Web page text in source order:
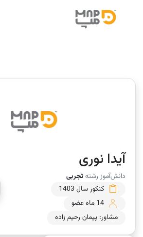
آیدا نوری
دانش‌آموز رشتهتجربی
کنکور سال 1403
14 ماه عضو
مشاور: پیمان رحیم زاده